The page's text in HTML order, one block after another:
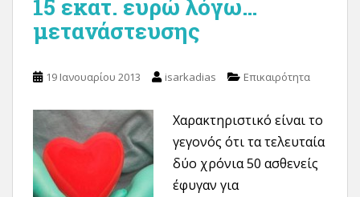
15 εκατ. ευρώ λόγω…
μετανάστευσης
19 Ιανουαρίου 2013 isarkadias Επικαιρότητα
Χαρακτηριστικό είναι το
γεγονός ότι τα τελευταία
δύο χρόνια 50 ασθενείς
έφυγαν για